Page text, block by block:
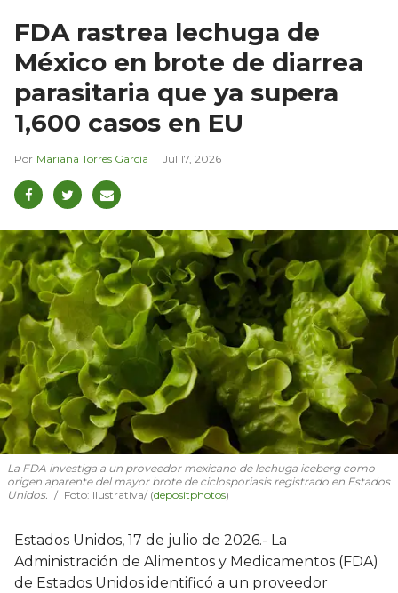
FDA rastrea lechuga de
México en brote de diarrea
parasitaria que ya supera
1,600 casos en EU
Mariana Torres García Jul 17, 2026
La FDA investiga a un proveedor mexicano de lechuga iceberg como
origen aparente del mayor brote de ciclosporiasis registrado en Estados
Unidos.
Foto: Ilustrativa/ (depositphotos)
Estados Unidos, 17 de julio de 2026.- La
Administración de Alimentos y Medicamentos (FDA)
de Estados Unidos identificó a un proveedor